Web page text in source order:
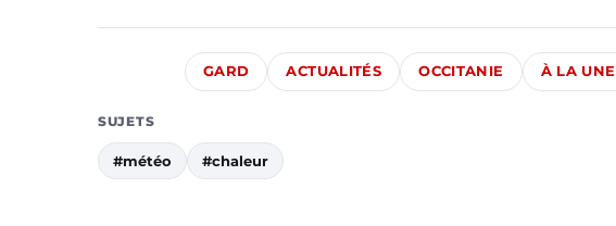
GARD ACTUALITÉS OCCITANIE À LA UNE
SUJETS
#météo #chaleur